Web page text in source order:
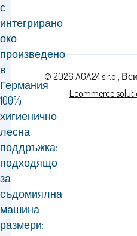
с
интегрирано
око
произведено
в
Германия
100%
хигиенично
лесна
поддръжка:
подходящо
за
съдомиялна
машина
размери:
© 2026 AGA24 s.r.o.,
Ecommerce